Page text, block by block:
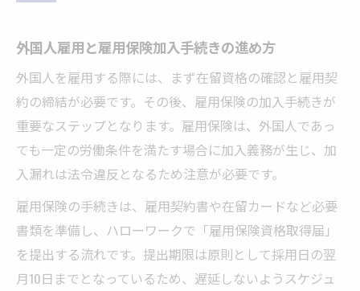
外国人雇用と雇用保険加入手続きの進め方
外国人を雇用する際には、まず在留資格の確認と雇用契
約の締結が必要です。その後、雇用保険の加入手続きが
重要なステップとなります。雇用保険は、外国人であっ
ても一定の労働条件を満たす場合に加入義務が生じ、加
入漏れは法令違反となるため注意が必要です。
雇用保険の手続きは、雇用契約書や在留カードなど必要
書類を準備し、ハローワークで「雇用保険資格取得届」
を提出する流れです。提出期限は原則として採用日の翌
月10日までとなっているため、遅延しないようスケジュ